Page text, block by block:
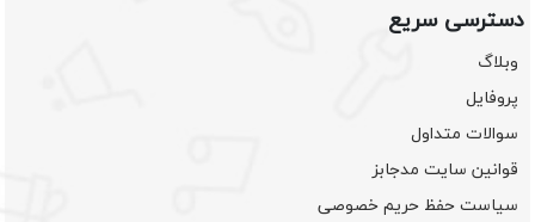
دسترسی سریع
وبلاگ
پروفایل
سوالات متداول
قوانین سایت مدجابز
سیاست حفظ حریم خصوصی